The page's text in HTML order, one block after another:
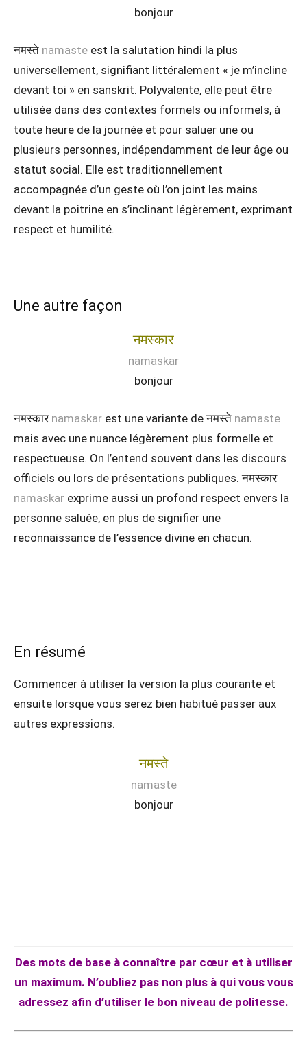
bonjour
नमस्ते namaste est la salutation hindi la plus
universellement, signifiant littéralement « je m’incline
devant toi » en sanskrit. Polyvalente, elle peut être
utilisée dans des contextes formels ou informels, à
toute heure de la journée et pour saluer une ou
plusieurs personnes, indépendamment de leur âge ou
statut social. Elle est traditionnellement
accompagnée d’un geste où l’on joint les mains
devant la poitrine en s’inclinant légèrement, exprimant
respect et humilité.
Une autre façon
नमस्कार
namaskar
bonjour
नमस्कार namaskar est une variante de नमस्ते namaste
mais avec une nuance légèrement plus formelle et
respectueuse. On l’entend souvent dans les discours
officiels ou lors de présentations publiques. नमस्कार
namaskar exprime aussi un profond respect envers la
personne saluée, en plus de signifier une
reconnaissance de l’essence divine en chacun.
En résumé
Commencer à utiliser la version la plus courante et
ensuite lorsque vous serez bien habitué passer aux
autres expressions.
नमस्ते
namaste
bonjour
Des mots de base à connaître par cœur et à utiliser
un maximum. N’oubliez pas non plus à qui vous vous
adressez afin d’utiliser le bon niveau de politesse.